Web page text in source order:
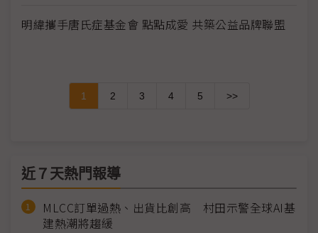
明緯攜手唐氏症基金會 點點成愛 共築公益品牌聯盟
1 2 3 4 5 >>
近７天熱門報導
MLCC訂單過熱、出貨比創高 村田示警全球AI基
建熱潮將趨緩